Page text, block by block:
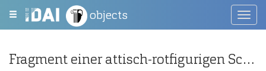
objects
Fragment einer attisch-rotfigurigen Schale mit Athena und Herakles